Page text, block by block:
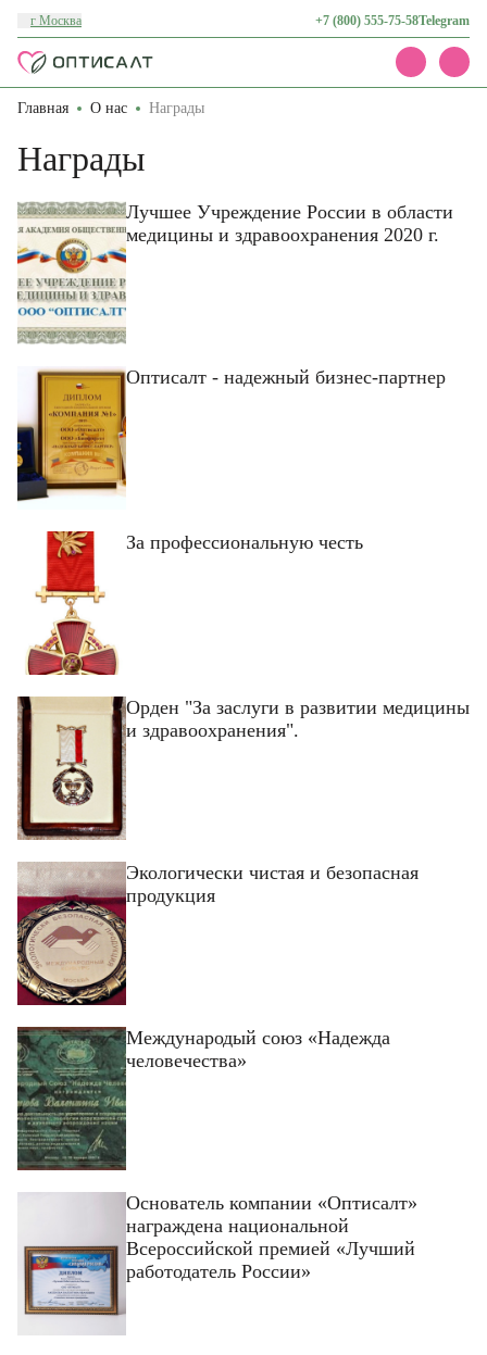
г Москва +7 (800) 555-75-58Telegram
Контакты
Главная О нас Награды
Награды
Лучшее Учреждение России в области
медицины и здравоохранения 2020 г.
Оптисалт - надежный бизнес-партнер
За профессиональную честь
Орден "За заслуги в развитии медицины
и здравоохранения".
Экологически чистая и безопасная
продукция
Международый союз «Надежда
человечества»
Основатель компании «Оптисалт»
награждена национальной
Всероссийской премией «Лучший
работодатель России»